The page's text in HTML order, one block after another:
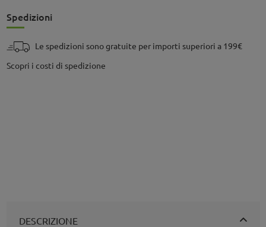
Spedizioni
Le spedizioni sono gratuite per importi superiori a 199€
Scopri i costi di spedizione
DESCRIZIONE